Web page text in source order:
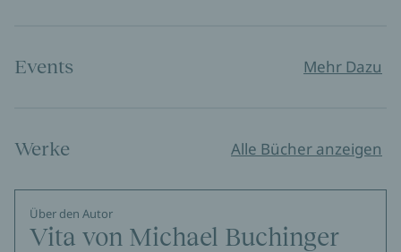
Events Mehr Dazu
Werke Alle Bücher anzeigen
Über den Autor
Vita von Michael Buchinger